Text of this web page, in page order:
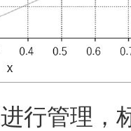
行管理，